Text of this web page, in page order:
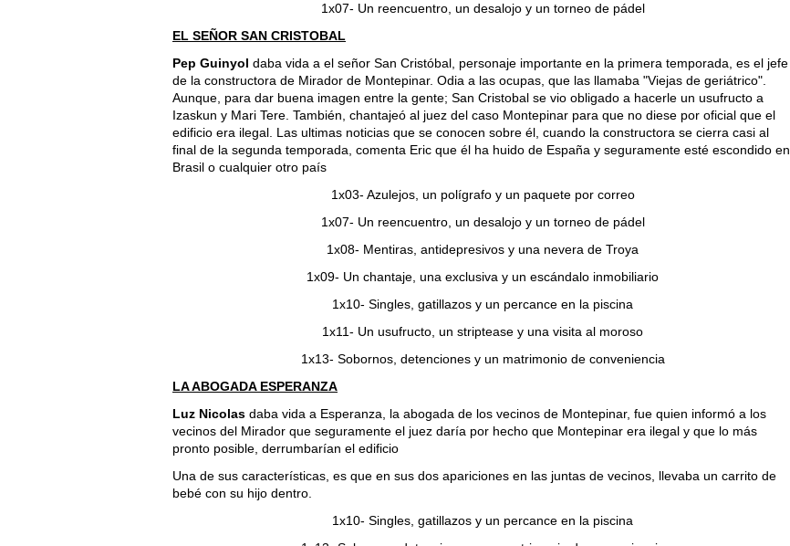
1x07- Un reencuentro, un desalojo y un torneo de pádel
EL SEÑOR SAN CRISTOBAL
Pep Guinyol daba vida a el señor San Cristóbal, personaje importante en la primera temporada, es el jefe
de la constructora de Mirador de Montepinar. Odia a las ocupas, que las llamaba "Viejas de geriátrico".
Aunque, para dar buena imagen entre la gente; San Cristobal se vio obligado a hacerle un usufructo a
Izaskun y Mari Tere. También, chantajeó al juez del caso Montepinar para que no diese por oficial que el
edificio era ilegal. Las ultimas noticias que se conocen sobre él, cuando la constructora se cierra casi al
final de la segunda temporada, comenta Eric que él ha huido de España y seguramente esté escondido en
Brasil o cualquier otro país
1x03- Azulejos, un polígrafo y un paquete por correo
1x07- Un reencuentro, un desalojo y un torneo de pádel
1x08- Mentiras, antidepresivos y una nevera de Troya
1x09- Un chantaje, una exclusiva y un escándalo inmobiliario
1x10- Singles, gatillazos y un percance en la piscina
1x11- Un usufructo, un striptease y una visita al moroso
1x13- Sobornos, detenciones y un matrimonio de conveniencia
LA ABOGADA ESPERANZA
Luz Nicolas daba vida a Esperanza, la abogada de los vecinos de Montepinar, fue quien informó a los
vecinos del Mirador que seguramente el juez daría por hecho que Montepinar era ilegal y que lo más
pronto posible, derrumbarían el edificio
Una de sus características, es que en sus dos apariciones en las juntas de vecinos, llevaba un carrito de
bebé con su hijo dentro.
1x10- Singles, gatillazos y un percance en la piscina